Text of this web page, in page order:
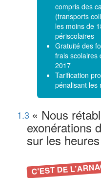
compris des
(transports
les moins de
périscolaires
Gratuité des
frais scolaires
2017
Tarification
pénalisant les
1.3 « Nous
exonérations
sur les
C'EST DE